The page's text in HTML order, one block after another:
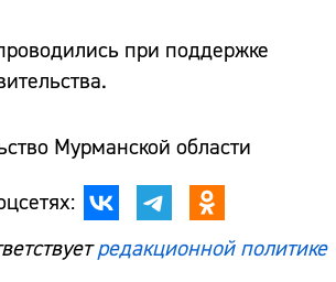
при поддержке
Мурманской области
редакционной политике